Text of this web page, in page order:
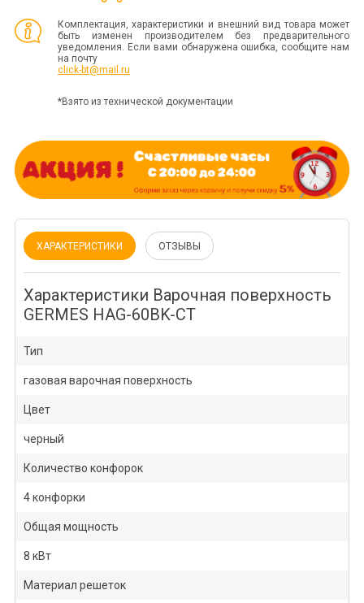
Комплектация, характеристики и внешний вид товара может
быть изменен производителем без предварительного
уведомления. Если вами обнаружена ошибка, сообщите нам
на почту
click-bt@mail.ru
*Взято из технической документации
ХАРАКТЕРИСТИКИ ОТЗЫВЫ
Характеристики Варочная поверхность
GERMES HAG-60BK-CT
Тип
газовая варочная поверхность
Цвет
черный
Количество конфорок
4 конфорки
Общая мощность
8 кВт
Материал решеток